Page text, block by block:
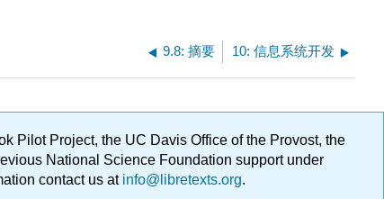
9.8: 摘要 10: 信息系统开发
Pilot Project, the UC Davis Office of the Provost, the
National Science Foundation support under
contact us atinfo@libretexts.org.